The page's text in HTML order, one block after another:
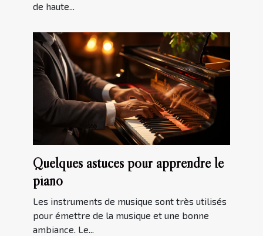
de haute...
Quelques astuces pour apprendre le
piano
Les instruments de musique sont très utilisés
pour émettre de la musique et une bonne
ambiance. Le...